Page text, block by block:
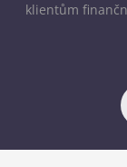
klientům